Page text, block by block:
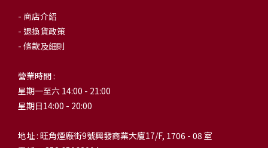
- 商店介紹
- 退換貨政策
- 條款及細則
營業時間 :
星期一至六 14:00 - 21:00
星期日14:00 - 20:00
地址 : 旺角煙廠街9號興發商業大廈17/F, 1706 - 08 室